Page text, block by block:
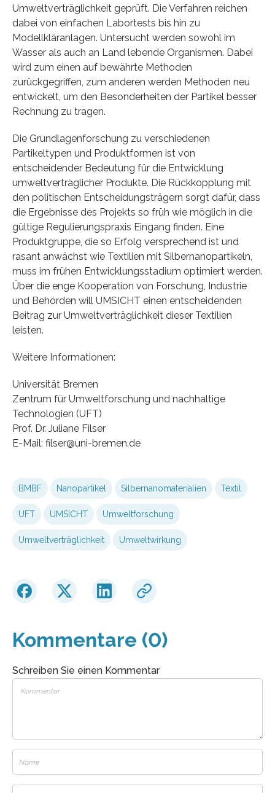
Umweltverträglichkeit geprüft. Die Verfahren reichen
dabei von einfachen Labortests bis hin zu
Modellkläranlagen. Untersucht werden sowohl im
Wasser als auch an Land lebende Organismen. Dabei
wird zum einen auf bewährte Methoden
zurückgegriffen, zum anderen werden Methoden neu
entwickelt, um den Besonderheiten der Partikel besser
Rechnung zu tragen.
Die Grundlagenforschung zu verschiedenen
Partikeltypen und Produktformen ist von
entscheidender Bedeutung für die Entwicklung
umweltverträglicher Produkte. Die Rückkopplung mit
den politischen Entscheidungsträgern sorgt dafür, dass
die Ergebnisse des Projekts so früh wie möglich in die
gültige Regulierungspraxis Eingang finden. Eine
Produktgruppe, die so Erfolg versprechend ist und
rasant anwächst wie Textilien mit Silbernanopartikeln,
muss im frühen Entwicklungsstadium optimiert werden.
Über die enge Kooperation von Forschung, Industrie
und Behörden will UMSICHT einen entscheidenden
Beitrag zur Umweltverträglichkeit dieser Textilien
leisten.
Weitere Informationen:
Universität Bremen
Zentrum für Umweltforschung und nachhaltige
Technologien (UFT)
Prof. Dr. Juliane Filser
E-Mail: filser@uni-bremen.de
BMBF Nanopartikel Silbernanomaterialien Textil
UFT UMSICHT Umweltforschung
Umweltverträglichkeit Umweltwirkung
Kommentare (0)
Schreiben Sie einen Kommentar